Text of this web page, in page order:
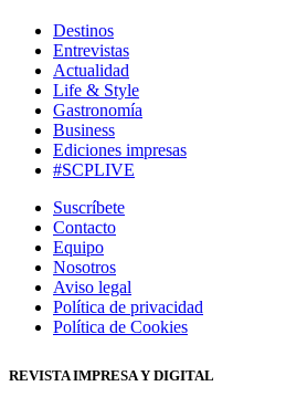
Destinos
Entrevistas
Actualidad
Life & Style
Gastronomía
Business
Ediciones impresas
#SCPLIVE
Suscríbete
Contacto
Equipo
Nosotros
Aviso legal
Política de privacidad
Política de Cookies
REVISTA IMPRESA Y DIGITAL